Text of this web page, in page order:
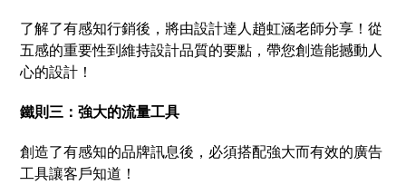
了解了有感知行銷後，將由設計達人趙虹涵老師分享！從
五感的重要性到維持設計品質的要點，帶您創造能撼動人
心的設計！
鐵則三：強大的流量工具
創造了有感知的品牌訊息後，必須搭配強大而有效的廣告
工具讓客戶知道！